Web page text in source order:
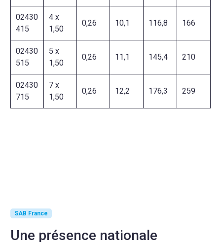
02430
415
4 x
1,50
0,26 10,1 116,8 166
02430
515
5 x
1,50
0,26 11,1 145,4 210
02430
715
7 x
1,50
0,26 12,2 176,3 259
SAB France
Une présence nationale